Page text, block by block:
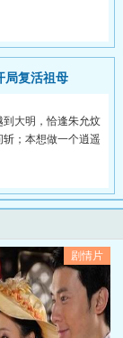
局复活祖母
大明，恰逢朱允炆
；本想做一个逍遥
剧情片